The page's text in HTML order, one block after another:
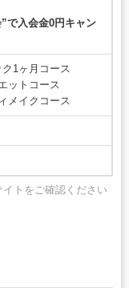
で入会金0円キャン
1ヶ月コース
ットコース
メイクコース
トをご確認ください